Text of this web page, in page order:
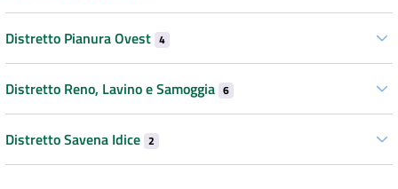
Distretto Pianura Ovest 4
Distretto Reno, Lavino e Samoggia 6
Distretto Savena Idice 2